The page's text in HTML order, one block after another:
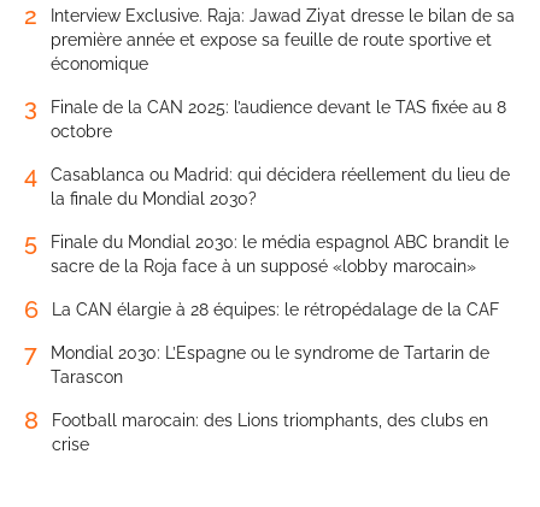
2
Interview Exclusive. Raja: Jawad Ziyat dresse le bilan de sa
première année et expose sa feuille de route sportive et
économique
3
Finale de la CAN 2025: l’audience devant le TAS fixée au 8
octobre
4
Casablanca ou Madrid: qui décidera réellement du lieu de
la finale du Mondial 2030?
5
Finale du Mondial 2030: le média espagnol ABC brandit le
sacre de la Roja face à un supposé «lobby marocain»
6 La CAN élargie à 28 équipes: le rétropédalage de la CAF
7
Mondial 2030: L’Espagne ou le syndrome de Tartarin de
Tarascon
8
Football marocain: des Lions triomphants, des clubs en
crise